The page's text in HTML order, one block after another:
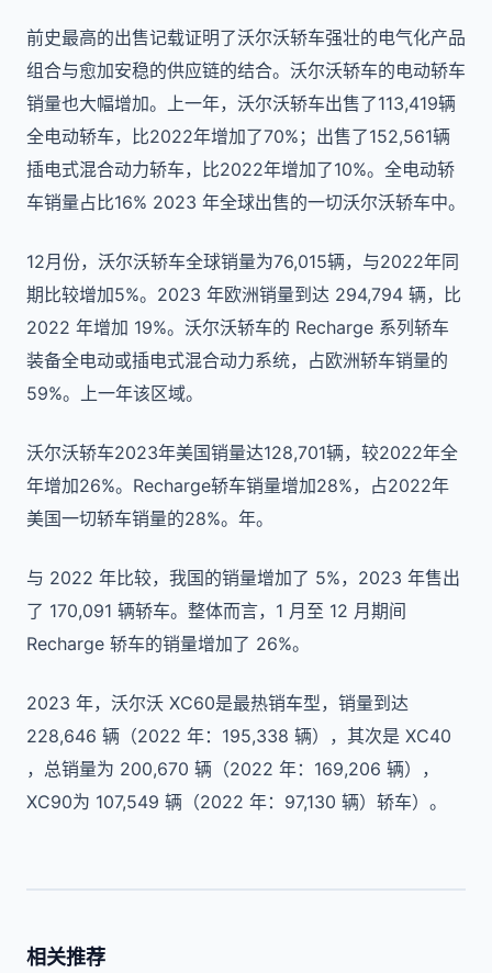
前史最高的出售记载证明了沃尔沃轿车强壮的电气化产品
组合与愈加安稳的供应链的结合。沃尔沃轿车的电动轿车
销量也大幅增加。上一年，沃尔沃轿车出售了113,419辆
全电动轿车，比2022年增加了70%；出售了152,561辆
插电式混合动力轿车，比2022年增加了10%。全电动轿
车销量占比16% 2023 年全球出售的一切沃尔沃轿车中。
12月份，沃尔沃轿车全球销量为76,015辆，与2022年同
期比较增加5%。2023 年欧洲销量到达 294,794 辆，比
2022 年增加 19%。沃尔沃轿车的 Recharge 系列轿车
装备全电动或插电式混合动力系统，占欧洲轿车销量的
59%。上一年该区域。
沃尔沃轿车2023年美国销量达128,701辆，较2022年全
年增加26%。Recharge轿车销量增加28%，占2022年
美国一切轿车销量的28%。年。
与 2022 年比较，我国的销量增加了 5%，2023 年售出
了 170,091 辆轿车。整体而言，1 月至 12 月期间
Recharge 轿车的销量增加了 26%。
2023 年，沃尔沃 XC60是最热销车型，销量到达
228,646 辆（2022 年：195,338 辆），其次是 XC40
，总销量为 200,670 辆（2022 年：169,206 辆），
XC90为 107,549 辆（2022 年：97,130 辆）轿车）。
相关推荐